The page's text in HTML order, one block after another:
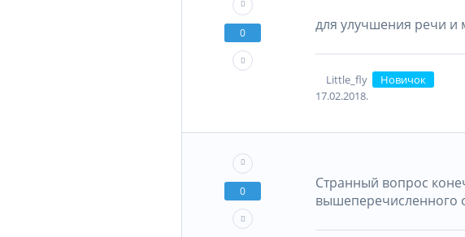
0 для улучшения речи
Little_fly
Новичок
17.02.2018.
0
Странный вопрос
вышеперечисленного